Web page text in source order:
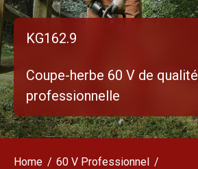
KG162.9
Coupe-herbe 60 V de qualité
professionnelle
Home
60 V Professionnel